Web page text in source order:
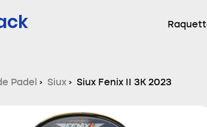
Padel › Siux › Siux Fenix II 3K 2023